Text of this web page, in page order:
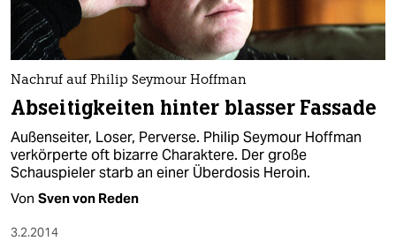
Nachruf auf Philip Seymour Hoffman
Abseitigkeiten hinter blasser Fassade
Außenseiter, Loser, Perverse. Philip Seymour Hoffman
verkörperte oft bizarre Charaktere. Der große
Schauspieler starb an einer Überdosis Heroin.
Von Sven von Reden
3.2.2014